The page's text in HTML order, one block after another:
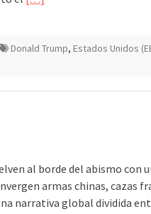
Donald Trump, Estados Unidos
al borde del abismo con
armas chinas, cazas
narrativa global dividida